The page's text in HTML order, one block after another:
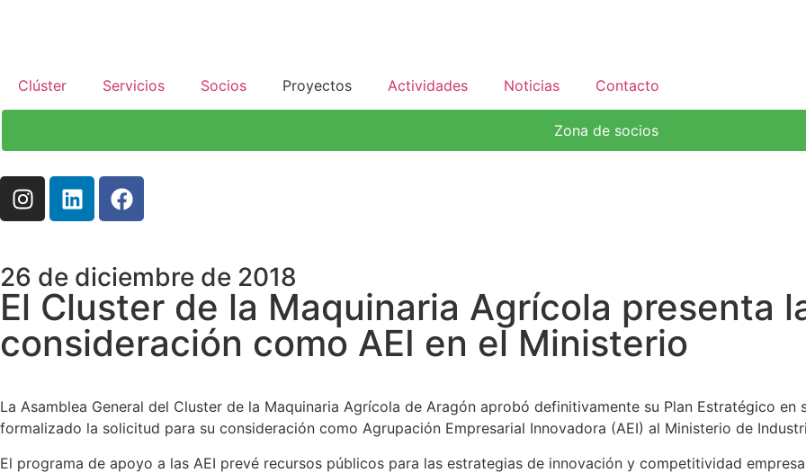
Clúster Servicios Socios Proyectos Actividades Noticias Contacto
Zona de socios
26 de diciembre de 2018
El Cluster de la Maquinaria Agrícola presenta
consideración como AEI en el Ministerio
La Asamblea General del Cluster de la Maquinaria Agrícola de Aragón aprobó definitivamente su Plan Estratégico
formalizado la solicitud para su consideración como Agrupación Empresarial Innovadora (AEI) al Ministerio de
El programa de apoyo a las AEI prevé recursos públicos para las estrategias de innovación y competitividad